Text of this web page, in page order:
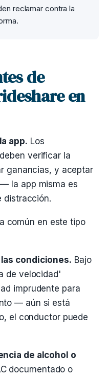
reclamar contra la
de
en
app. Los
verificar la
ganancias, y aceptar
la app misma es
distracción.
común en este tipo
condiciones. Bajo
de velocidad'
imprudente para
— aún si está
el conductor puede
de alcohol o
documentado o